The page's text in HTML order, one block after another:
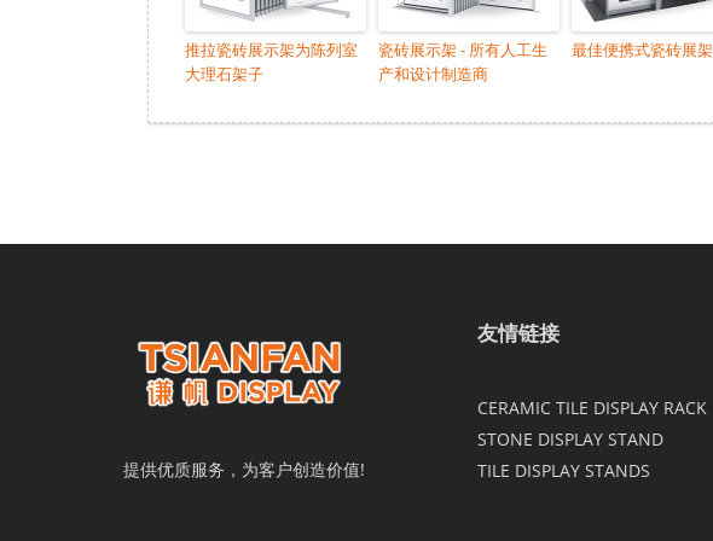
推拉瓷砖展示架为陈列室
大理石架子
瓷砖展示架 - 所有人工生
产和设计制造商
最佳便携式瓷砖展架
提供优质服务，为客户创造价值!
友情链接
CERAMIC TILE DISPLAY RACK
STONE DISPLAY STAND
TILE DISPLAY STANDS